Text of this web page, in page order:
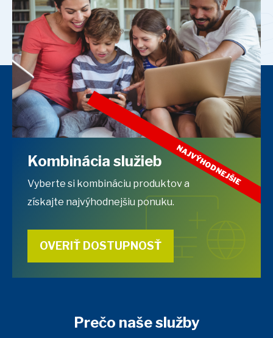
Kombinácia služieb
Vyberte si kombináciu produktov a
získajte najvýhodnejšiu ponuku.
OVERIŤ DOSTUPNOSŤ
NAJVÝHODNEJŠIE
Prečo naše služby